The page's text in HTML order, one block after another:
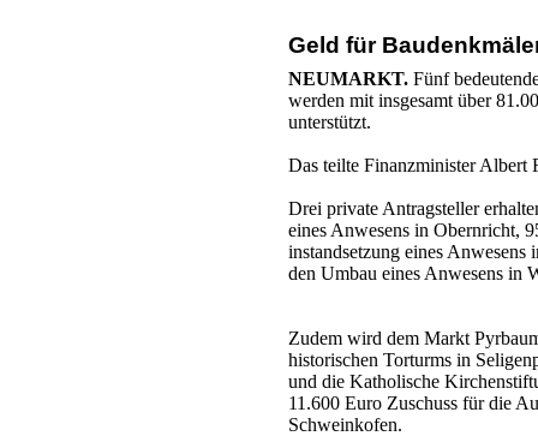
Geld für
NEUMARKT. Fünf
werden mit insgesamt über
unterstützt.
Das teilte Finanzminister Albert
Drei private Antragsteller
eines Anwesens in Obernricht,
instandsetzung eines
den Umbau eines Anwesens in
Zudem wird dem Markt
historischen Torturms in
und die Katholische
11.600 Euro Zuschuss für die
Schweinkofen.